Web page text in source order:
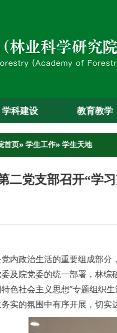
学科建设 教育教学
首页» 学生工作» 学生天地
二党支部召开“学
内政治生活的重要组成部
及院党委的统一部署，林
色社会主义思想”专题组织
实的氛围中有序开展，切实